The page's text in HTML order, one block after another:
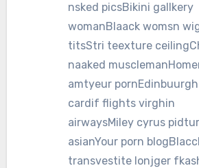
nsked picsBikini gallkery
womanBlaack womsn
titsStri teexture
naaked
amtyeur
cardif flights virghin
airwaysMiley cyrus
asianYour porn
transvestite lonjger